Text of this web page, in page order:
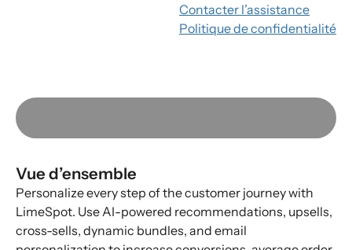
Contacter l’assistance
Politique de confidentialité
Vue d’ensemble
Personalize every step of the customer journey with
LimeSpot. Use AI-powered recommendations, upsells,
cross-sells, dynamic bundles, and email